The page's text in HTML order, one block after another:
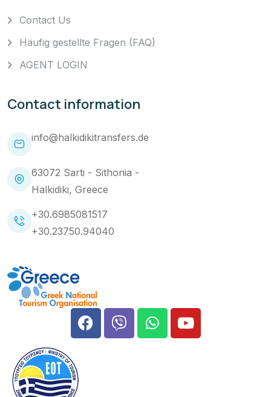
Contact Us
Häufig gestellte Fragen (FAQ)
AGENT LOGIN
Contact information
info@halkidikitransfers.de
63072 Sarti - Sithonia -
Halkidiki, Greece
+30.6985081517
+30.23750.94040